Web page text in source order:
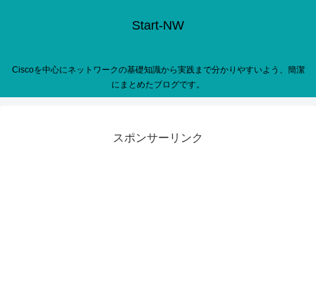
Start-NW
Ciscoを中心にネットワークの基礎知識から実践まで分かりやすいよう、簡潔
にまとめたブログです。
スポンサーリンク